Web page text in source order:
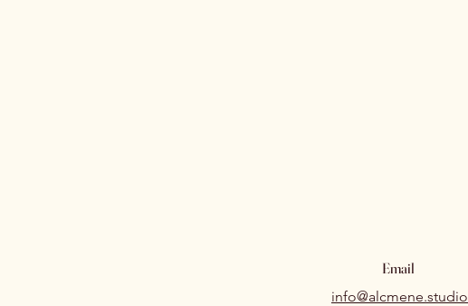
Email
info@alcmene.studio